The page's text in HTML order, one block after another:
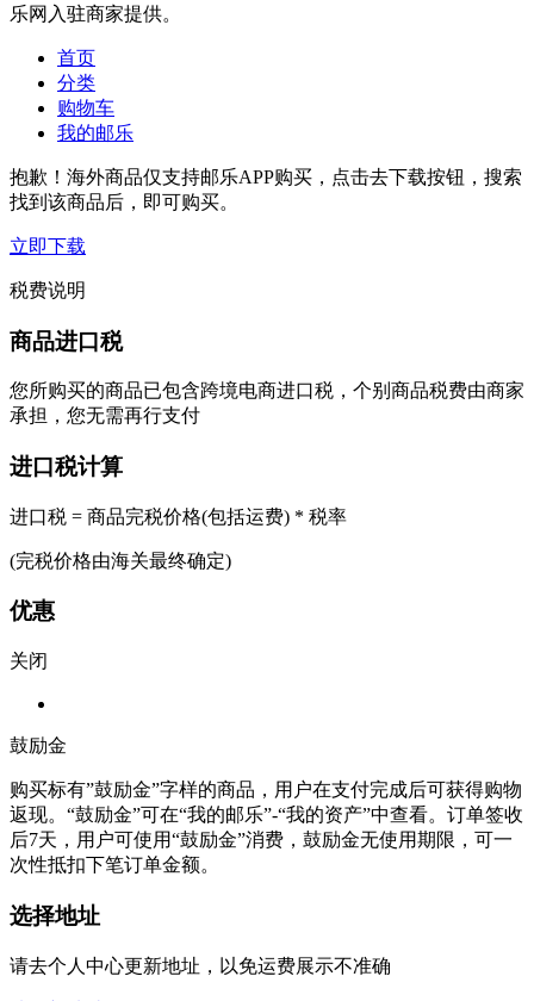
乐网入驻商家提供。
首页
分类
购物车
我的邮乐
抱歉！海外商品仅支持邮乐APP购买，点击去下载按钮，搜索
找到该商品后，即可购买。
立即下载
税费说明
商品进口税
您所购买的商品已包含跨境电商进口税，个别商品税费由商家
承担，您无需再行支付
进口税计算
进口税 = 商品完税价格(包括运费) * 税率
(完税价格由海关最终确定)
优惠
关闭
鼓励金
购买标有”鼓励金”字样的商品，用户在支付完成后可获得购物
返现。“鼓励金”可在“我的邮乐”-“我的资产”中查看。订单签收
后7天，用户可使用“鼓励金”消费，鼓励金无使用期限，可一
次性抵扣下笔订单金额。
选择地址
请去个人中心更新地址，以免运费展示不准确